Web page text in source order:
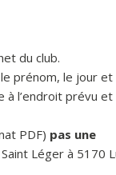
du club.
prénom, le jour et
à l’endroit prévu
PDF) pas une
Léger à 5170